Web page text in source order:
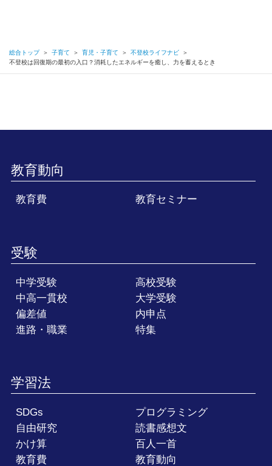
総合トップ ＞ 子育て ＞ 育児・子育て ＞ 不登校ライフナビ
＞
不登校は回復期の最初の入口？消耗したエネルギーを癒し、力を蓄えるとき
教育動向
教育費 教育セミナー
受験
中学受験
高校受験
中高一貫校
大学受験
偏差値
内申点
進路・職業
特集
学習法
SDGs
プログラミング
自由研究
読書感想文
かけ算
百人一首
教育費
教育動向